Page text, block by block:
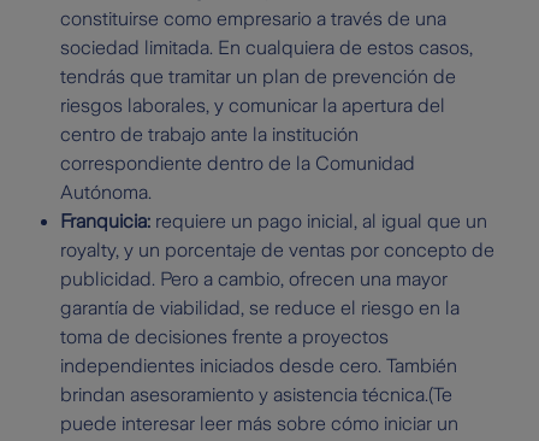
constituirse como empresario a través de una
sociedad limitada. En cualquiera de estos casos,
tendrás que tramitar un plan de prevención de
riesgos laborales, y comunicar la apertura del
centro de trabajo ante la institución
correspondiente dentro de la Comunidad
Autónoma.
Franquicia: requiere un pago inicial, al igual que un
royalty, y un porcentaje de ventas por concepto de
publicidad. Pero a cambio, ofrecen una mayor
garantía de viabilidad, se reduce el riesgo en la
toma de decisiones frente a proyectos
independientes iniciados desde cero. También
brindan asesoramiento y asistencia técnica.(Te
puede interesar leer más sobre cómo iniciar un